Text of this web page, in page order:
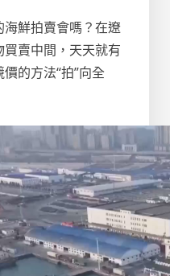
鮮拍賣會嗎？在遼
賣中間，天天就有
的方法“拍”向全